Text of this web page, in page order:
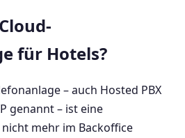
für Hotels?
– auch Hosted PBX
genannt – ist eine
mehr im Backoffice